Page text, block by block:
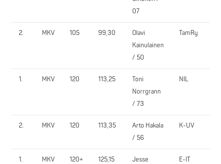
07
2. MKV 105 99,30
Olavi
Kainulainen
/ 50
TamRy
1. MKV 120 113,25
Toni
Norrgrann
/ 73
NIL
2. MKV 120 113,35
Arto Hakala
/ 56
K-UV
1. MKV 120+ 125,15
Jesse
E-IT